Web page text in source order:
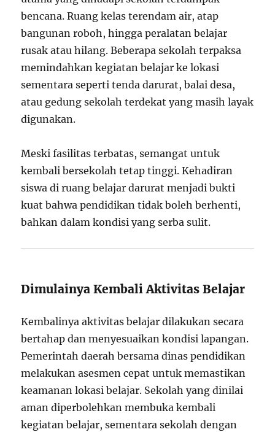
bencana. Ruang kelas terendam air, atap
bangunan roboh, hingga peralatan belajar
rusak atau hilang. Beberapa sekolah terpaksa
memindahkan kegiatan belajar ke lokasi
sementara seperti tenda darurat, balai desa,
atau gedung sekolah terdekat yang masih layak
digunakan.
Meski fasilitas terbatas, semangat untuk
kembali bersekolah tetap tinggi. Kehadiran
siswa di ruang belajar darurat menjadi bukti
kuat bahwa pendidikan tidak boleh berhenti,
bahkan dalam kondisi yang serba sulit.
Dimulainya Kembali Aktivitas Belajar
Kembalinya aktivitas belajar dilakukan secara
bertahap dan menyesuaikan kondisi lapangan.
Pemerintah daerah bersama dinas pendidikan
melakukan asesmen cepat untuk memastikan
keamanan lokasi belajar. Sekolah yang dinilai
aman diperbolehkan membuka kembali
kegiatan belajar, sementara sekolah dengan